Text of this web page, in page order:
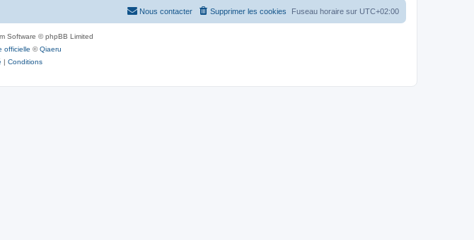
Fuseau horaire sur UTC+02:00
Supprimer les cookies
Nous contacter
Software © phpBB Limited
officielle ©Qiaeru
| Conditions